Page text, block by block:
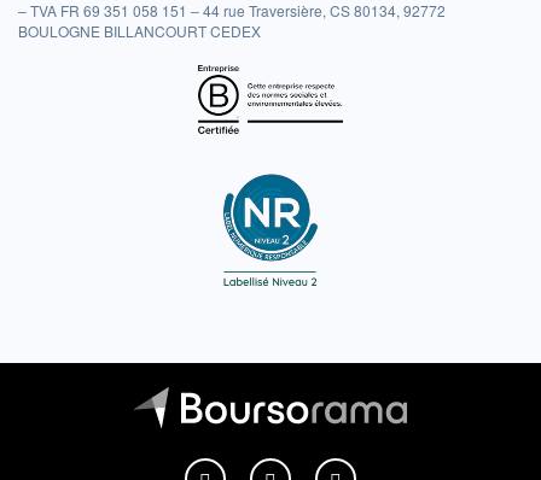
– TVA FR 69 351 058 151 – 44 rue Traversière, CS 80134, 92772
BOULOGNE BILLANCOURT CEDEX